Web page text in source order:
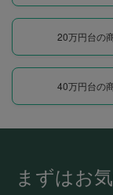
20万円台の
40万円台の
まずはお